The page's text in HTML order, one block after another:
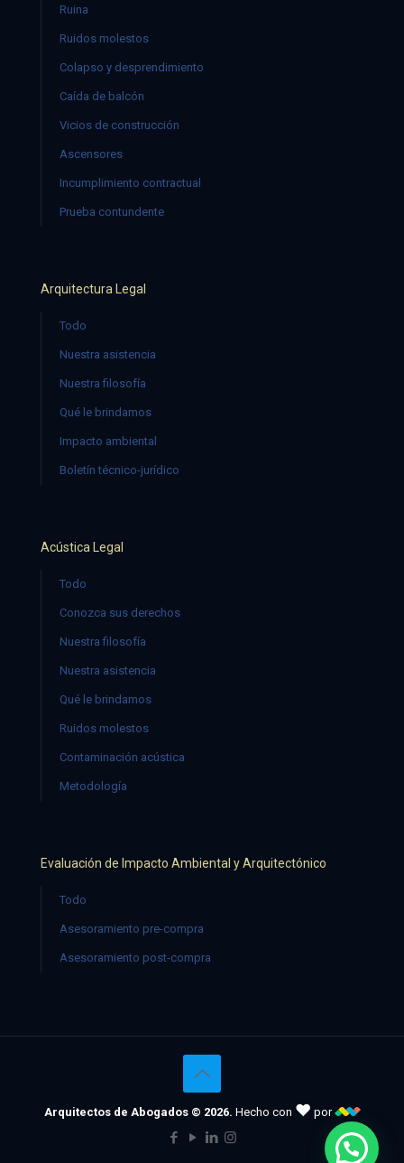
Ruina
Ruidos molestos
Colapso y desprendimiento
Caída de balcón
Vicios de construcción
Ascensores
Incumplimiento contractual
Prueba contundente
Arquitectura Legal
Todo
Nuestra asistencia
Nuestra filosofía
Qué le brindamos
Impacto ambiental
Boletín técnico-jurídico
Acústica Legal
Todo
Conozca sus derechos
Nuestra filosofía
Nuestra asistencia
Qué le brindamos
Ruidos molestos
Contaminación acústica
Metodología
Evaluación de Impacto Ambiental y Arquitectónico
Todo
Asesoramiento pre-compra
Asesoramiento post-compra
Arquitectos de Abogados © 2026. Hecho con ♥ por